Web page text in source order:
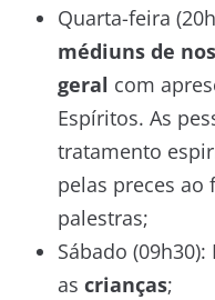
Quarta-feira
médiuns de
geral com
Espíritos. As
tratamento
pelas preces ao
palestras;
Sábado
as crianças;